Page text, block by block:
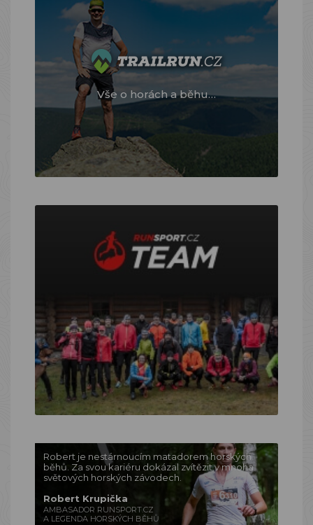
Vše o horách a běhu…
Robert je nestárnoucím matadorem horských
běhů. Za svou kariéru dokázal zvítězit v mnoha
světových horských závodech.
Robert Krupička
AMBASADOR RUNSPORT.CZ
A LEGENDA HORSKÝCH BĚHŮ